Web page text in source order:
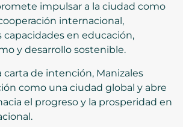
impulsar a la ciudad como
internacional,
en educación,
y desarrollo sostenible.
carta de intención, Manizales
como una ciudad global y abre
el progreso y la prosperidad en